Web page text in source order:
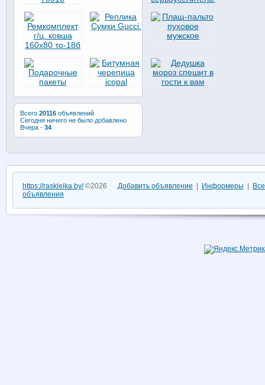
Всего 20116объявлений
Сегодня ничего не было добавлено
Вчера - 34
https://raskleika.by/©2026 Добавить объявление Информеры
объявления